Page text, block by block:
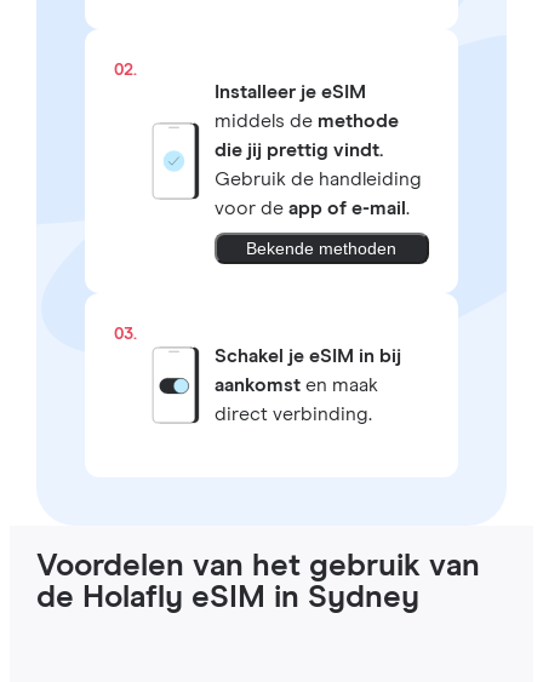
02.
Installeer je eSIM
middels de methode
die jij prettig vindt.
Gebruik de handleiding
voor de app of e-mail .
Bekende methoden
03.
Schakel je eSIM in bij
aankomsten maak
direct verbinding.
Voordelen van het gebruik van
de Holafly eSIM in Sydney